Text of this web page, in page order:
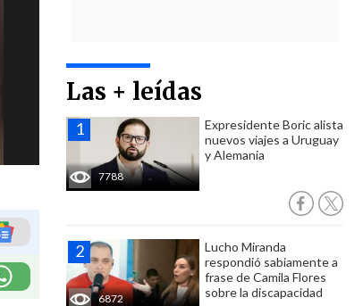
Las + leídas
7788
Expresidente Boric alista
nuevos viajes a Uruguay
y Alemania
6872
Lucho Miranda
respondió sabiamente a
frase de Camila Flores
sobre la discapacidad